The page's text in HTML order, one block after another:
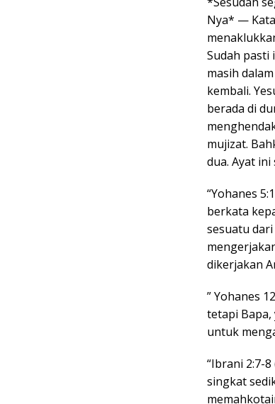
Nya* — Kata
Sudah pasti
masih
kembali.
berada di
mujizat.
dua. Ayat
“Yohanes
berkata
sesuatu
dikerjakan
” Yohanes
tetapi
untuk
“Ibrani 2:7-
singkat